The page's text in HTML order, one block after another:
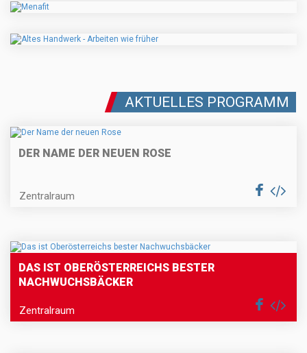
AKTUELLES PROGRAMM
DER NAME DER NEUEN ROSE
Zentralraum
DAS IST OBERÖSTERREICHS BESTER
NACHWUCHSBÄCKER
Zentralraum